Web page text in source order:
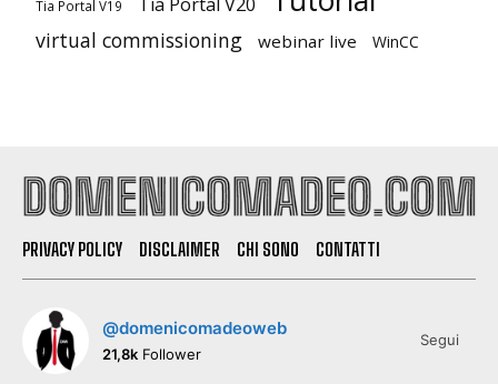
Tia Portal V19
virtual commissioning webinar live WinCC
PRIVACY POLICY DISCLAIMER CHI SONO CONTATTI
@domenicomadeoweb
21,8k Follower
Segui